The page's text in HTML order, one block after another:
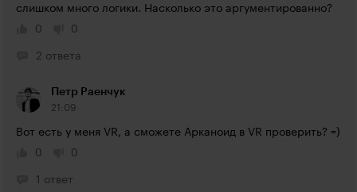
слишком много логики. Насколько это аргументированно?
0
0
2 ответа
Петр Раенчук
21:09
Вот есть у меня VR, а сможете Арканоид в VR проверить? =)
0
0
1 ответ